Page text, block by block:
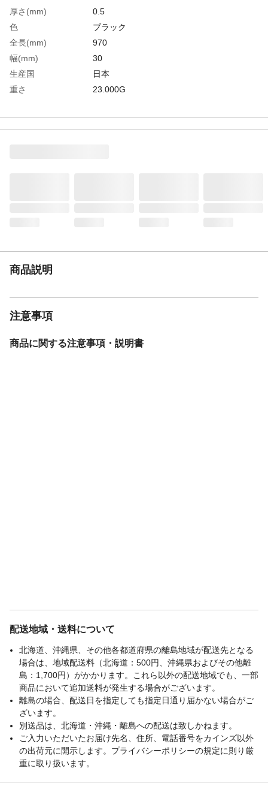
厚さ(mm)
0.5
色
ブラック
全長(mm)
970
幅(mm)
30
生産国
日本
重さ
23.000G
商品説明
注意事項
商品に関する注意事項・説明書
配送地域・送料について
北海道、沖縄県、その他各都道府県の離島地域が配送先となる
場合は、地域配送料（北海道：500円、沖縄県およびその他離
島：1,700円）がかかります。これら以外の配送地域でも、一部
商品において追加送料が発生する場合がございます。
離島の場合、配送日を指定しても指定日通り届かない場合がご
ざいます。
別送品は、北海道・沖縄・離島への配送は致しかねます。
ご入力いただいたお届け先名、住所、電話番号をカインズ以外
の出荷元に開示します。プライバシーポリシーの規定に則り厳
重に取り扱います。